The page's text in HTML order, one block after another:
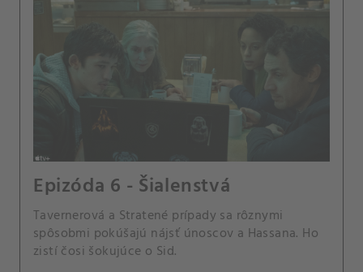
Epizóda 6 - Šialenstvá
Tavernerová a Stratené prípady sa rôznymi
spôsobmi pokúšajú nájsť únoscov a Hassana. Ho
zistí čosi šokujúce o Sid.